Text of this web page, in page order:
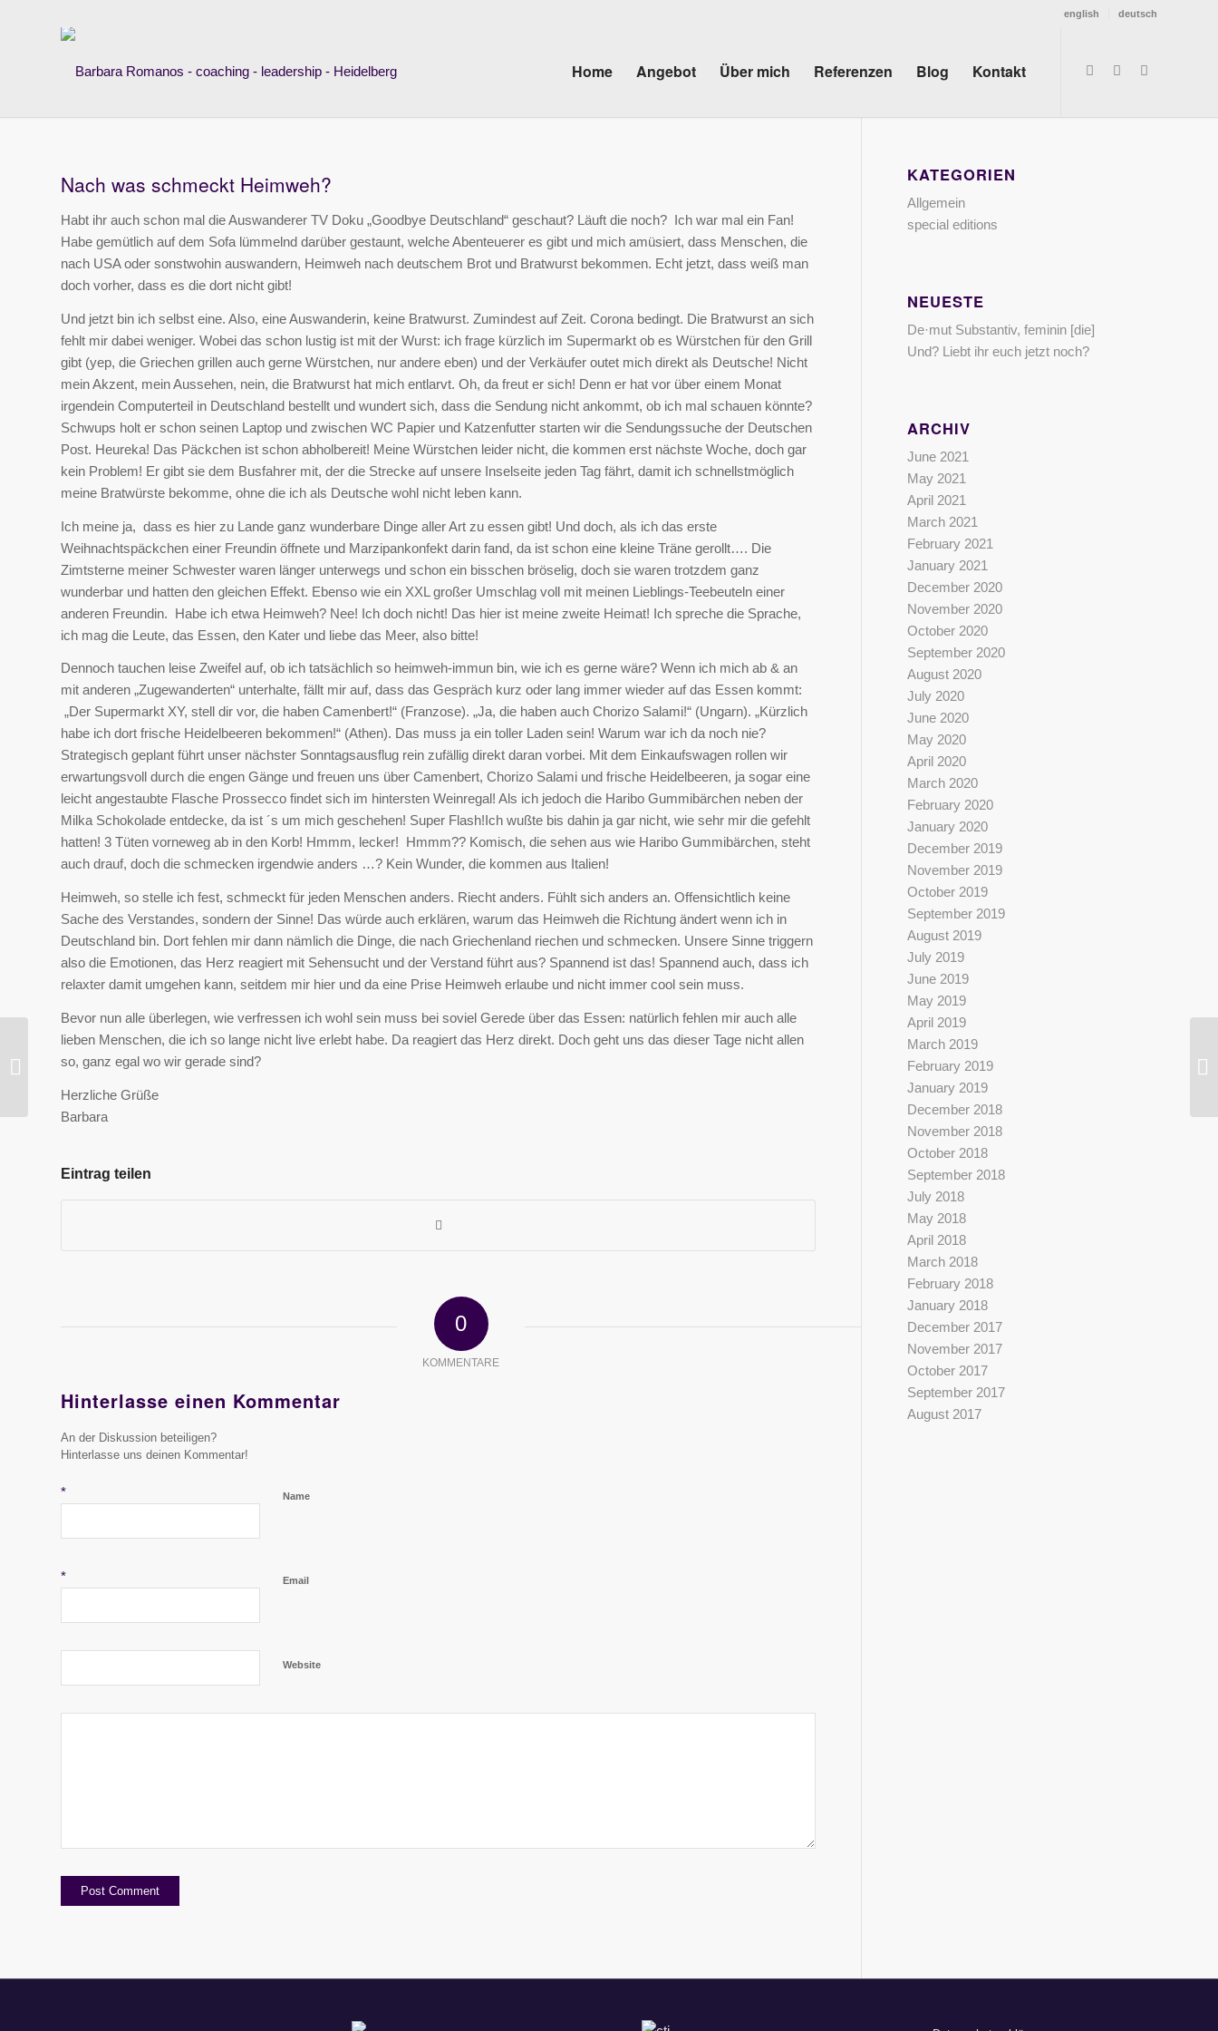
english deutsch
Home Angebot Über mich Referenzen Blog Kontakt
Nach was schmeckt Heimweh?
Habt ihr auch schon mal die Auswanderer TV Doku „Goodbye Deutschland“ geschaut? Läuft die noch? Ich war mal ein Fan!
Habe gemütlich auf dem Sofa lümmelnd darüber gestaunt, welche Abenteuerer es gibt und mich amüsiert, dass Menschen, die
nach USA oder sonstwohin auswandern, Heimweh nach deutschem Brot und Bratwurst bekommen. Echt jetzt, dass weiß man
doch vorher, dass es die dort nicht gibt!
Und jetzt bin ich selbst eine. Also, eine Auswanderin, keine Bratwurst. Zumindest auf Zeit. Corona bedingt. Die Bratwurst an sich
fehlt mir dabei weniger. Wobei das schon lustig ist mit der Wurst: ich frage kürzlich im Supermarkt ob es Würstchen für den Grill
gibt (yep, die Griechen grillen auch gerne Würstchen, nur andere eben) und der Verkäufer outet mich direkt als Deutsche! Nicht
mein Akzent, mein Aussehen, nein, die Bratwurst hat mich entlarvt. Oh, da freut er sich! Denn er hat vor über einem Monat
irgendein Computerteil in Deutschland bestellt und wundert sich, dass die Sendung nicht ankommt, ob ich mal schauen könnte?
Schwups holt er schon seinen Laptop und zwischen WC Papier und Katzenfutter starten wir die Sendungssuche der Deutschen
Post. Heureka! Das Päckchen ist schon abholbereit! Meine Würstchen leider nicht, die kommen erst nächste Woche, doch gar
kein Problem! Er gibt sie dem Busfahrer mit, der die Strecke auf unsere Inselseite jeden Tag fährt, damit ich schnellstmöglich
meine Bratwürste bekomme, ohne die ich als Deutsche wohl nicht leben kann.
Ich meine ja, dass es hier zu Lande ganz wunderbare Dinge aller Art zu essen gibt! Und doch, als ich das erste
Weihnachtspäckchen einer Freundin öffnete und Marzipankonfekt darin fand, da ist schon eine kleine Träne gerollt…. Die
Zimtsterne meiner Schwester waren länger unterwegs und schon ein bisschen bröselig, doch sie waren trotzdem ganz
wunderbar und hatten den gleichen Effekt. Ebenso wie ein XXL großer Umschlag voll mit meinen Lieblings-Teebeuteln einer
anderen Freundin. Habe ich etwa Heimweh? Nee! Ich doch nicht! Das hier ist meine zweite Heimat! Ich spreche die Sprache,
ich mag die Leute, das Essen, den Kater und liebe das Meer, also bitte!
Dennoch tauchen leise Zweifel auf, ob ich tatsächlich so heimweh-immun bin, wie ich es gerne wäre? Wenn ich mich ab & an
mit anderen „Zugewanderten“ unterhalte, fällt mir auf, dass das Gespräch kurz oder lang immer wieder auf das Essen kommt:
„Der Supermarkt XY, stell dir vor, die haben Camenbert!“ (Franzose). „Ja, die haben auch Chorizo Salami!“ (Ungarn). „Kürzlich
habe ich dort frische Heidelbeeren bekommen!“ (Athen). Das muss ja ein toller Laden sein! Warum war ich da noch nie?
Strategisch geplant führt unser nächster Sonntagsausflug rein zufällig direkt daran vorbei. Mit dem Einkaufswagen rollen wir
erwartungsvoll durch die engen Gänge und freuen uns über Camenbert, Chorizo Salami und frische Heidelbeeren, ja sogar eine
leicht angestaubte Flasche Prossecco findet sich im hintersten Weinregal! Als ich jedoch die Haribo Gummibärchen neben der
Milka Schokolade entdecke, da ist ´s um mich geschehen! Super Flash!Ich wußte bis dahin ja gar nicht, wie sehr mir die gefehlt
hatten! 3 Tüten vorneweg ab in den Korb! Hmmm, lecker! Hmmm?? Komisch, die sehen aus wie Haribo Gummibärchen, steht
auch drauf, doch die schmecken irgendwie anders …? Kein Wunder, die kommen aus Italien!
Heimweh, so stelle ich fest, schmeckt für jeden Menschen anders. Riecht anders. Fühlt sich anders an. Offensichtlich keine
Sache des Verstandes, sondern der Sinne! Das würde auch erklären, warum das Heimweh die Richtung ändert wenn ich in
Deutschland bin. Dort fehlen mir dann nämlich die Dinge, die nach Griechenland riechen und schmecken. Unsere Sinne triggern
also die Emotionen, das Herz reagiert mit Sehensucht und der Verstand führt aus? Spannend ist das! Spannend auch, dass ich
relaxter damit umgehen kann, seitdem mir hier und da eine Prise Heimweh erlaube und nicht immer cool sein muss.
Bevor nun alle überlegen, wie verfressen ich wohl sein muss bei soviel Gerede über das Essen: natürlich fehlen mir auch alle
lieben Menschen, die ich so lange nicht live erlebt habe. Da reagiert das Herz direkt. Doch geht uns das dieser Tage nicht allen
so, ganz egal wo wir gerade sind?
Herzliche Grüße
Barbara
Eintrag teilen
0
KOMMENTARE
Hinterlasse einen Kommentar
An der Diskussion beteiligen?
Hinterlasse uns deinen Kommentar!
Name
*
Email
*
Website
KATEGORIEN
Allgemein
special editions
NEUESTE
De·mut Substantiv, feminin [die]
Und? Liebt ihr euch jetzt noch?
ARCHIV
June 2021
May 2021
April 2021
March 2021
February 2021
January 2021
December 2020
November 2020
October 2020
September 2020
August 2020
July 2020
June 2020
May 2020
April 2020
March 2020
February 2020
January 2020
December 2019
November 2019
October 2019
September 2019
August 2019
July 2019
June 2019
May 2019
April 2019
March 2019
February 2019
January 2019
December 2018
November 2018
October 2018
September 2018
July 2018
May 2018
April 2018
March 2018
February 2018
January 2018
December 2017
November 2017
October 2017
September 2017
August 2017
Mr. Schoppenhauer